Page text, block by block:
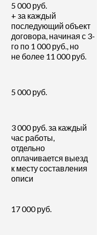
5 000 руб.
+ за каждый
последующий объект
договора, начиная с 3-
го по 1 000 руб., но
не более 11 000 руб.
5 000 руб.
3 000 руб. за каждый
час работы,
отдельно
оплачивается выезд
к месту составления
описи
17 000 руб.